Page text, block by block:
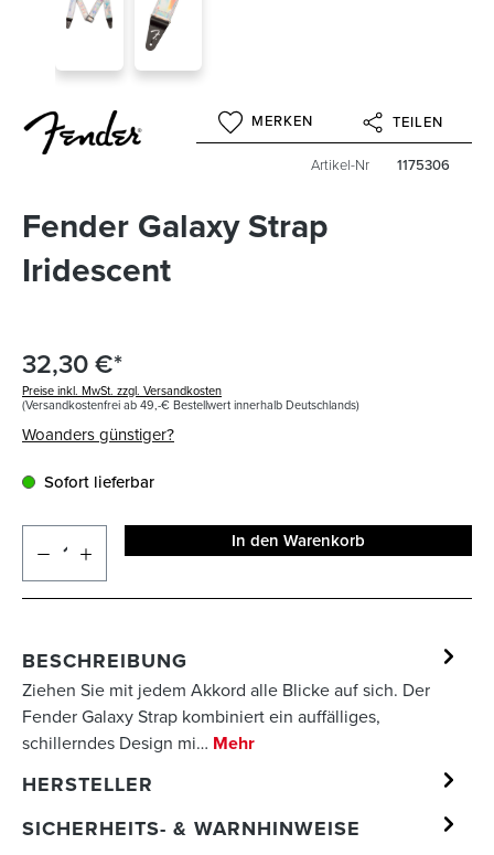
MERKEN TEILEN
Artikel-Nr 1175306
Fender Galaxy Strap
Iridescent
32,30 €*
Preise inkl. MwSt. zzgl. Versandkosten
(Versandkostenfrei ab 49,-€ Bestellwert innerhalb Deutschlands)
Woanders günstiger?
Sofort lieferbar
In den Warenkorb
BESCHREIBUNG
Ziehen Sie mit jedem Akkord alle Blicke auf sich. Der
Fender Galaxy Strap kombiniert ein auffälliges,
schillerndes Design mi… Mehr
HERSTELLER
SICHERHEITS- & WARNHINWEISE